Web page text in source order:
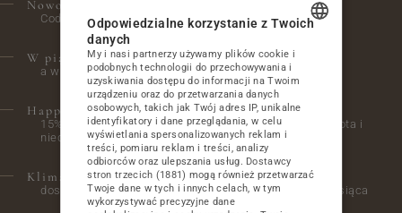
BIZNES
ATRAKCJE
GALERIA
KONTAKT
PAKIETY W NAJLEPSZEJ CENIE
Nowość! Animacje dla dzieci.
Codziennie w godzinach 16:00-18:00 w bawialni.
W piątki zaproszenie na ognisko,
a w środy i soboty obiadokolacje tematyczne.
Happy Hours w restauracji A'La Carte
15% rabatu na wszystko w godzinach 14:00-16:00 (sobota i
niedziela)
Klimatyczne wieczory z muzyką na żywo
dostępne dla Gości hotelowych w wybrane soboty miesiąca
POLISH
ENGLISH
GERMAN
Odpowiedzialne korzystanie z Twoich
danych
My i nasi partnerzy używamy plików cookie i
podobnych technologii do przechowywania i
uzyskiwania dostępu do informacji na Twoim
urządzeniu oraz do przetwarzania danych
osobowych, takich jak Twój adres IP, unikalne
identyfikatory i dane przeglądania, w celu
wyświetlania spersonalizowanych reklam i
treści, pomiaru reklam i treści, analizy
odbiorców oraz ulepszania usług. Dostawcy
stron trzecich (1881) mogą również przetwarzać
Twoje dane w tych i innych celach, w tym
wykorzystywać precyzyjne dane